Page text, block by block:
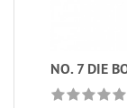
NO. 7 DIE